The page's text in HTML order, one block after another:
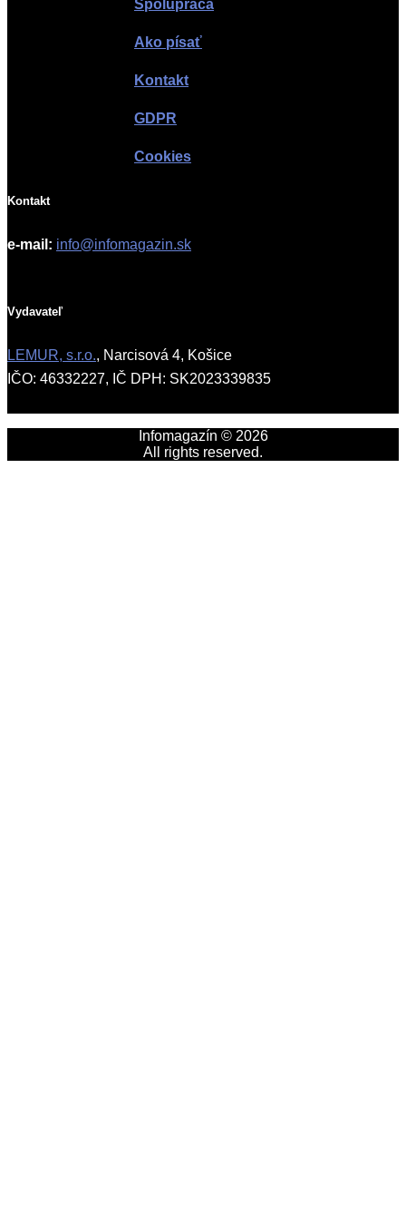
Spolupráca
Ako písať
Kontakt
GDPR
Cookies
Kontakt
e-mail: info@infomagazin.sk
Vydavateľ
LEMUR, s.r.o., Narcisová 4, Košice
IČO: 46332227, IČ DPH: SK2023339835
Infomagazín © 2026
All rights reserved.